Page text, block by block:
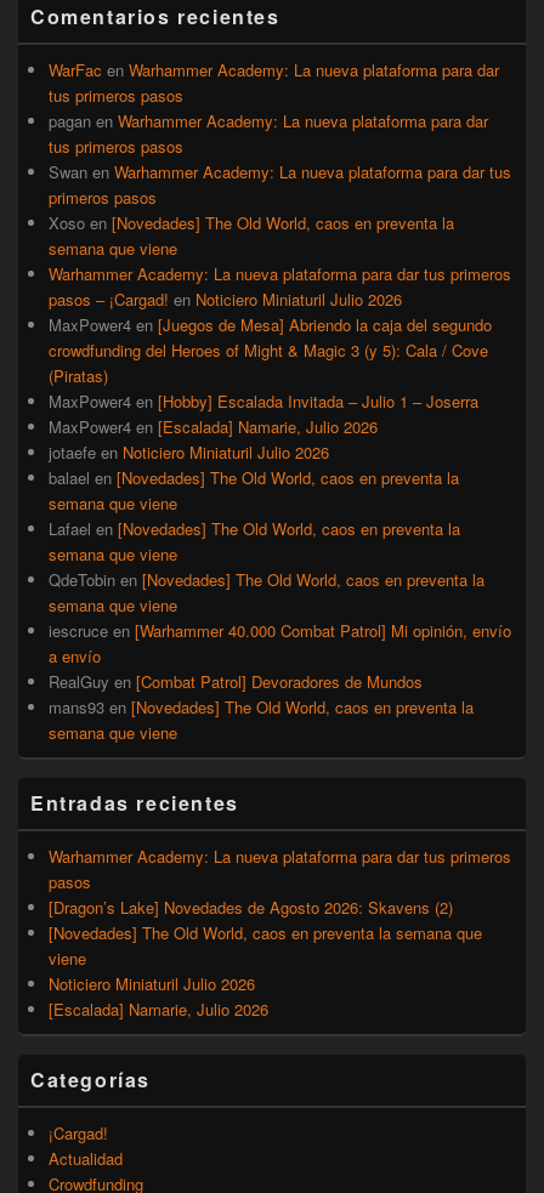
lateral
primaria
Comentarios recientes
WarFac en Warhammer Academy: La nueva plataforma para dar
tus primeros pasos
pagan en Warhammer Academy: La nueva plataforma para dar
tus primeros pasos
Swan en Warhammer Academy: La nueva plataforma para dar tus
primeros pasos
Xoso en [Novedades] The Old World, caos en preventa la
semana que viene
Warhammer Academy: La nueva plataforma para dar tus primeros
pasos – ¡Cargad! en Noticiero Miniaturil Julio 2026
MaxPower4 en [Juegos de Mesa] Abriendo la caja del segundo
crowdfunding del Heroes of Might & Magic 3 (y 5): Cala / Cove
(Piratas)
MaxPower4 en [Hobby] Escalada Invitada – Julio 1 – Joserra
MaxPower4 en [Escalada] Namarie, Julio 2026
jotaefe en Noticiero Miniaturil Julio 2026
balael en [Novedades] The Old World, caos en preventa la
semana que viene
Lafael en [Novedades] The Old World, caos en preventa la
semana que viene
QdeTobin en [Novedades] The Old World, caos en preventa la
semana que viene
iescruce en [Warhammer 40.000 Combat Patrol] Mi opinión, envío
a envío
RealGuy en [Combat Patrol] Devoradores de Mundos
mans93 en [Novedades] The Old World, caos en preventa la
semana que viene
Entradas recientes
Warhammer Academy: La nueva plataforma para dar tus primeros
pasos
[Dragon’s Lake] Novedades de Agosto 2026: Skavens (2)
[Novedades] The Old World, caos en preventa la semana que
viene
Noticiero Miniaturil Julio 2026
[Escalada] Namarie, Julio 2026
Categorías
¡Cargad!
Actualidad
Crowdfunding